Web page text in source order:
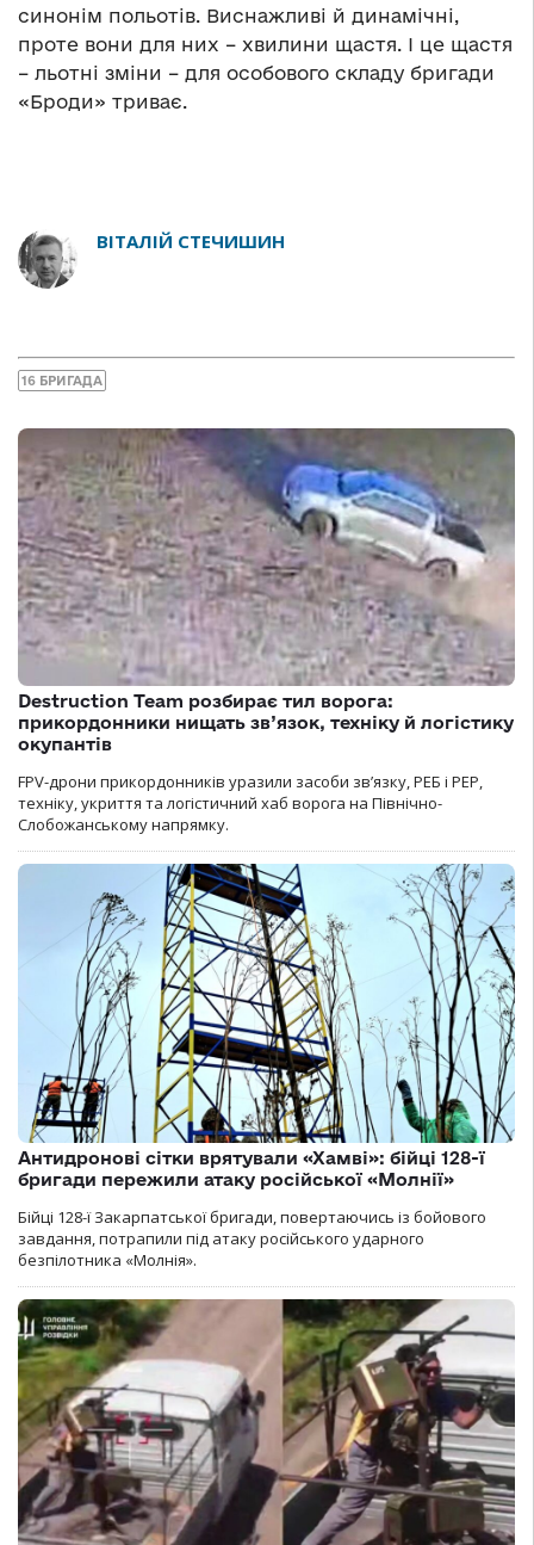
синонім польотів. Виснажливі й динамічні,
проте вони для них – хвилини щастя. І це щастя
– льотні зміни – для особового складу бригади
«Броди» триває.
ВІТАЛІЙ СТЕЧИШИН
16 БРИГАДА
Destruction Team розбирає тил ворога:
прикордонники нищать зв’язок, техніку й логістику
окупантів
FPV-дрони прикордонників уразили засоби зв’язку, РЕБ і РЕР,
техніку, укриття та логістичний хаб ворога на Північно-
Слобожанському напрямку.
Антидронові сітки врятували «Хамві»: бійці 128-ї
бригади пережили атаку російської «Молнії»
Бійці 128-ї Закарпатської бригади, повертаючись із бойового
завдання, потрапили під атаку російського ударного
безпілотника «Молнія».